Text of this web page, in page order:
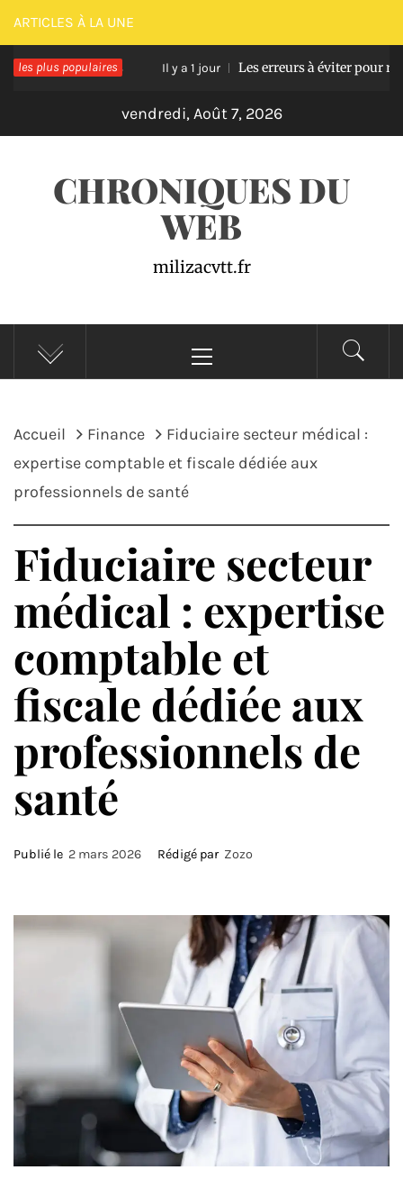
Passer
au
contenu
ARTICLES À LA UNE
les plus populaires
en bois Il y a 1 jour Les erreurs à éviter pour réussir
vendredi, Août 7, 2026
CHRONIQUES DU
WEB
milizacvtt.fr
principal
Accueil Finance
Fiduciaire secteur médical :
expertise comptable et fiscale dédiée aux
professionnels de santé
Fiduciaire secteur
médical : expertise
comptable et
fiscale dédiée aux
professionnels de
santé
Publié le 2 mars 2026 Rédigé par Zozo